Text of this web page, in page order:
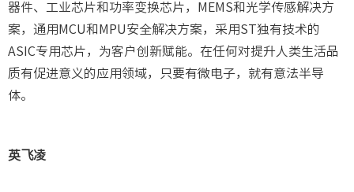
器件、工业芯片和功率变换芯片，MEMS和光学传感解决方
案，通用MCU和MPU安全解决方案，采用ST独有技术的
ASIC专用芯片，为客户创新赋能。在任何对提升人类生活品
质有促进意义的应用领域，只要有微电子，就有意法半导
体。
英飞凌